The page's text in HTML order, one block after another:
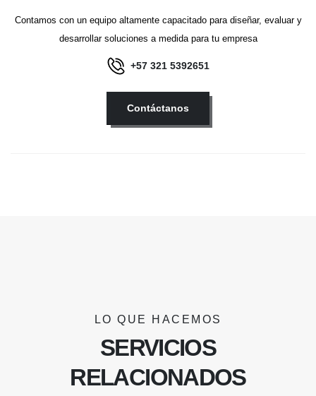
Contamos con un equipo altamente capacitado para diseñar, evaluar y
desarrollar soluciones a medida para tu empresa
+57 321 5392651
Contáctanos
LO QUE HACEMOS
SERVICIOS
RELACIONADOS